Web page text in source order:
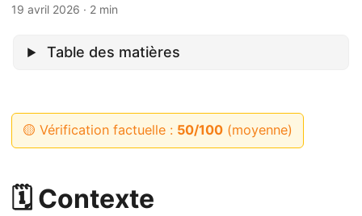
19 avril 2026 · 2 min
Table des matières
🟡 Vérification factuelle : 50/100(moyenne)
🗓️ Contexte